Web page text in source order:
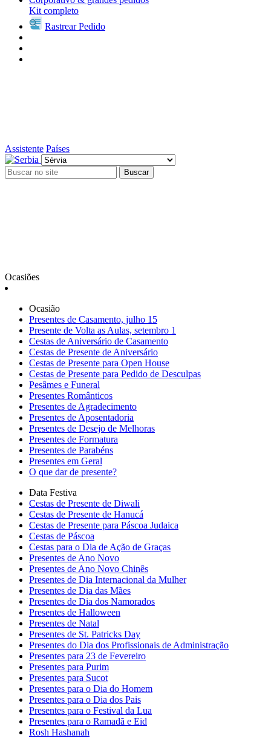
Kit completo
Rastrear Pedido
Assistente Países
Buscar
Ocasiões
Ocasião
Presentes de Casamento, julho 15
Presente de Volta as Aulas, setembro 1
Cestas de Aniversário de Casamento
Cestas de Presente de Aniversário
Cestas de Presente para Open House
Cestas de Presente para Pedido de Desculpas
Pesâmes e Funeral
Presentes Românticos
Presentes de Agradecimento
Presentes de Aposentadoria
Presentes de Desejo de Melhoras
Presentes de Formatura
Presentes de Parabéns
Presentes em Geral
O que dar de presente?
Data Festiva
Cestas de Presente de Diwali
Cestas de Presente de Hanucá
Cestas de Presente para Páscoa Judaica
Cestas de Páscoa
Cestas para o Dia de Ação de Graças
Presentes de Ano Novo
Presentes de Ano Novo Chinês
Presentes de Dia Internacional da Mulher
Presentes de Dia das Mães
Presentes de Dia dos Namorados
Presentes de Halloween
Presentes de Natal
Presentes de St. Patricks Day
Presentes do Dia dos Profissionais de Administração
Presentes para 23 de Fevereiro
Presentes para Purim
Presentes para Sucot
Presentes para o Dia do Homem
Presentes para o Dia dos Pais
Presentes para o Festival da Lua
Presentes para o Ramadã e Eid
Rosh Hashanah